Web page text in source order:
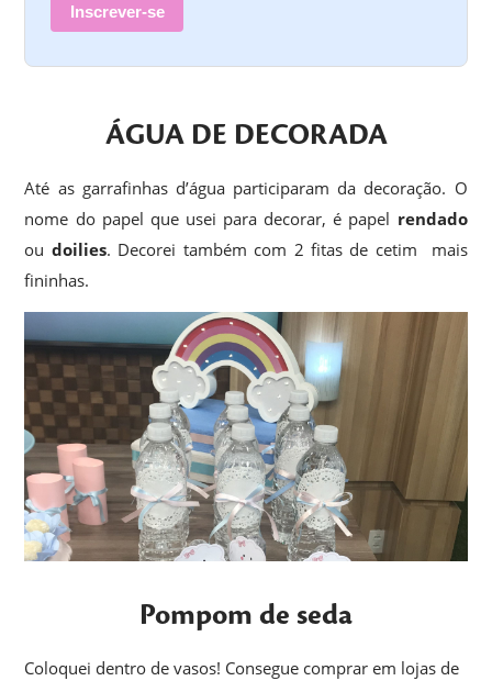
Inscrever-se
ÁGUA DE DECORADA
Até as garrafinhas d’água participaram da decoração. O
nome do papel que usei para decorar, é papel rendado
ou doilies. Decorei também com 2 fitas de cetim mais
fininhas.
Pompom de seda
Coloquei dentro de vasos! Consegue comprar em lojas de